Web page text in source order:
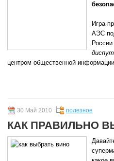
Игра
АЭС
центром общественной
30 Май 2010 полезное
КАК ПРАВИЛЬНО